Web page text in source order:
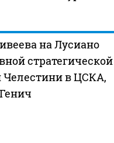
на Лусиано
стратегической
в ЦСКА,